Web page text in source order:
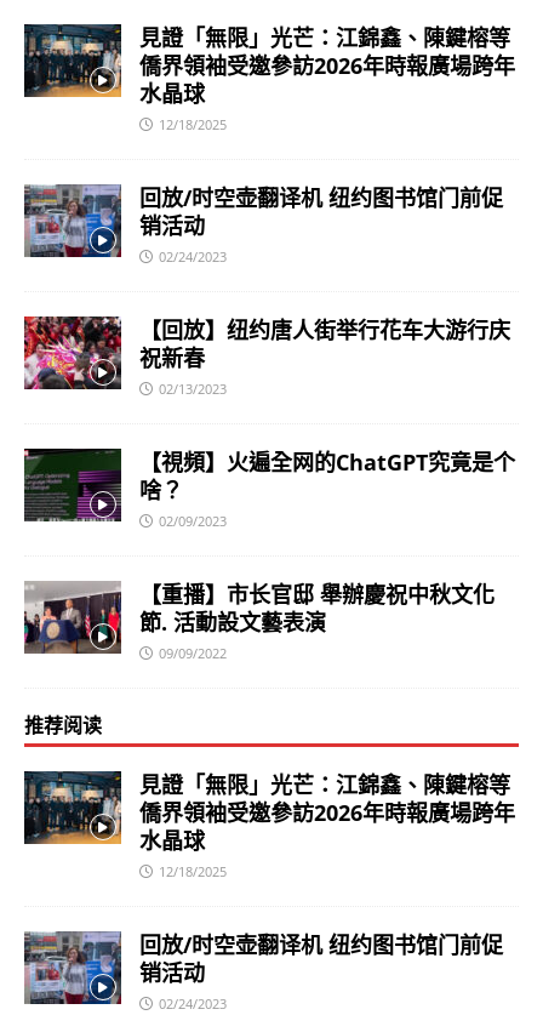
見證「無限」光芒：江錦鑫、陳鍵榕等
僑界領袖受邀參訪2026年時報廣場跨年
水晶球
12/18/2025
回放/时空壶翻译机 纽约图书馆门前促
销活动
02/24/2023
【回放】纽约唐人街举行花车大游行庆
祝新春
02/13/2023
【視頻】火遍全网的ChatGPT究竟是个
啥？
02/09/2023
【重播】市长官邸 舉辦慶祝中秋文化
節. 活動設文藝表演
09/09/2022
推荐阅读
見證「無限」光芒：江錦鑫、陳鍵榕等
僑界領袖受邀參訪2026年時報廣場跨年
水晶球
12/18/2025
回放/时空壶翻译机 纽约图书馆门前促
销活动
02/24/2023